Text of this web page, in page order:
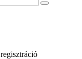
regisztráció